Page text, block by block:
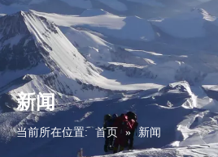
新闻
当前所在位置: 首页 » 新闻